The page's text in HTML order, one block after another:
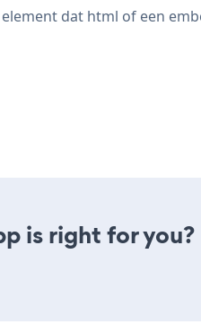
dat html of een
is right for